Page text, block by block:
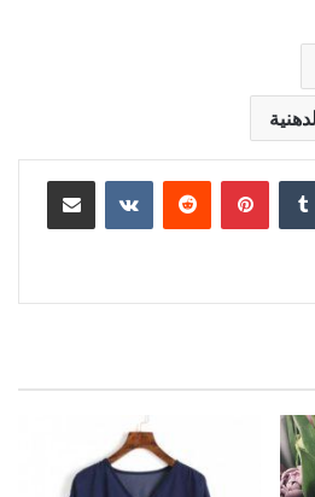
بينتيريست مشاركة عبر البريد